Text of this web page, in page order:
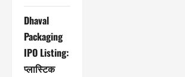
Dhaval
Packaging
IPO Listing:
प्लास्टिक